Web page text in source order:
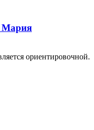
Мария
ориентировочной.